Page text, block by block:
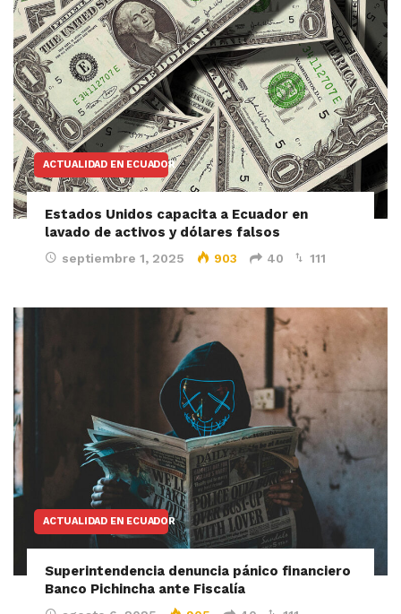
ACTUALIDAD EN ECUADOR
Estados Unidos capacita a Ecuador en
lavado de activos y dólares falsos
septiembre 1, 2025 903 40 111
ACTUALIDAD EN ECUADOR
Superintendencia denuncia pánico financiero
Banco Pichincha ante Fiscalía